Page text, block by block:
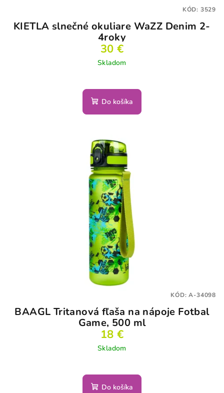
KIETLA slnečné okuliare WaZZ Denim 2-
4roky
30 €
Skladom
Do košíka
KÓD: 3529
BAAGL Tritanová fľaša na nápoje Fotbal
Game, 500 ml
18 €
Skladom
Do košíka
KÓD:A-34098